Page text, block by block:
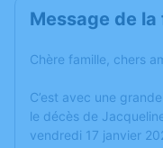
Message de la
Chère famille, chers
C’est avec une
le décès de
vendredi 17 janvier